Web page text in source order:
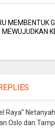
MEMBENTUK
MEWUJUDKAN
Raya”
Oslo dan